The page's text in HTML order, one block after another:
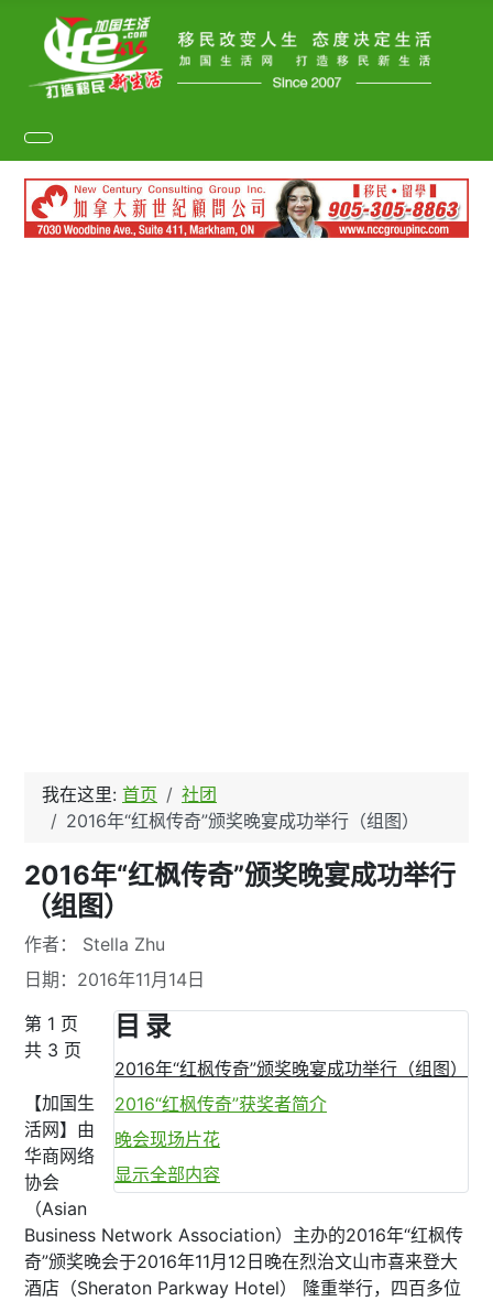
我在这里: 首页
社团
2016年“红枫传奇”颁奖晚宴成功举行（组图）
2016年“红枫传奇”颁奖晚宴成功举行
（组图）
文章信息
作者： Stella Zhu
日期：2016年11月14日
目 录
2016年“红枫传奇”颁奖晚宴成功举行（组图）
2016“红枫传奇”获奖者简介
晚会现场片花
显示全部内容
第 1 页
共 3 页
【加国生
活网】由
华商网络
协会
（Asian
Business Network Association）主办的2016年“红枫传
奇”颁奖晚会于2016年11月12日晚在烈治文山市喜来登大
酒店（Sheraton Parkway Hotel） 隆重举行，四百多位